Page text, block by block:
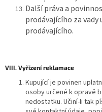
Další práva a
prodávajícího za
prodávajícího.
VIII. Vyřízení reklamace
Kupující je povinen
osoby určené k opravě
nedostatku. Učiní-li tak